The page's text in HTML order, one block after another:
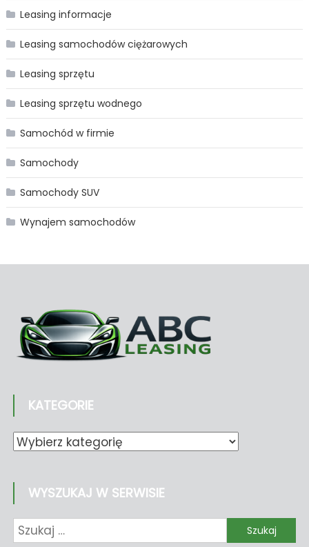
Leasing informacje
Leasing samochodów ciężarowych
Leasing sprzętu
Leasing sprzętu wodnego
Samochód w firmie
Samochody
Samochody SUV
Wynajem samochodów
KATEGORIE
Kategorie
WYSZUKAJ W SERWISIE
Szukaj: